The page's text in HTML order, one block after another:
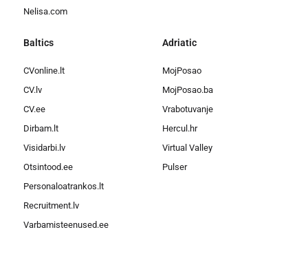
Nelisa.com
Baltics
CVonline.lt
CV.lv
CV.ee
Dirbam.lt
Visidarbi.lv
Otsintood.ee
Personaloatrankos.lt
Recruitment.lv
Varbamisteenused.ee
Adriatic
MojPosao
MojPosao.ba
Vrabotuvanje
Hercul.hr
Virtual Valley
Pulser